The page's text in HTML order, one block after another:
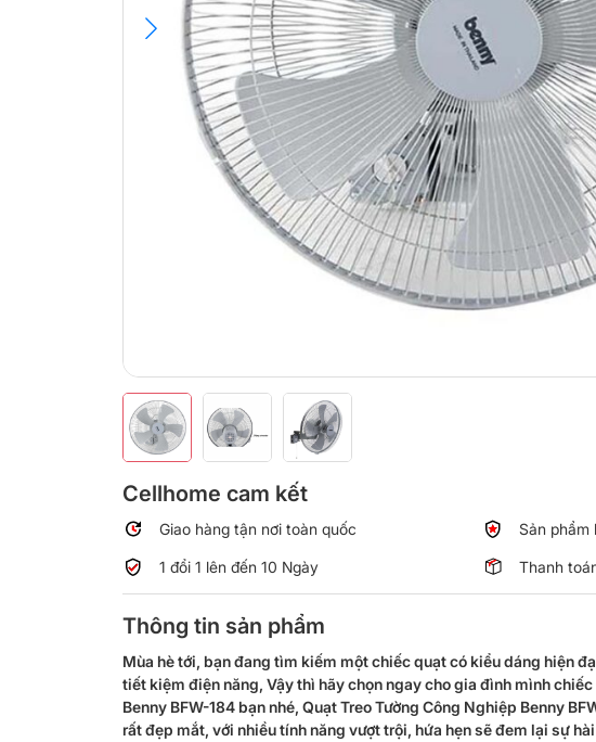
Cellhome cam kết
Giao hàng tận nơi toàn quốc Sản phẩm
1 đổi 1 lên đến 10 Ngày Thanh
Thông tin sản phẩm
Mùa hè tới, bạn đang tìm kiếm một chiếc quạt có kiểu dáng hiện
tiết kiệm điện năng, Vậy thì hãy chọn ngay cho gia đình mình
Benny BFW-184 bạn nhé, Quạt Treo Tường Công Nghiệp Benny
rất đẹp mắt, với nhiều tính năng vượt trội, hứa hẹn sẽ đem lại sự